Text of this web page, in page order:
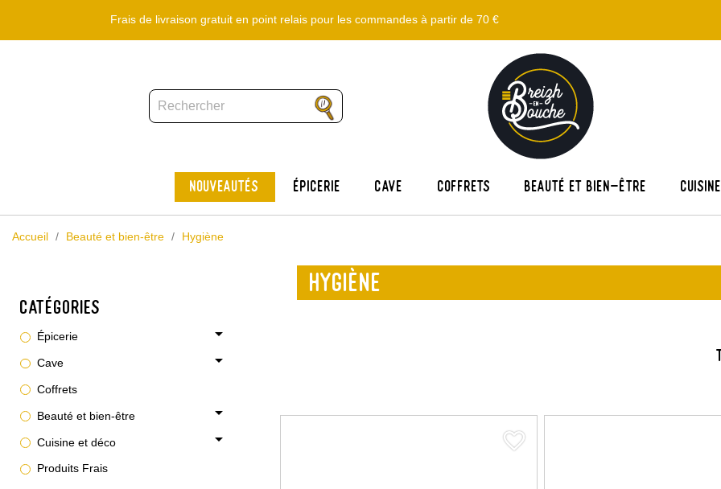
Frais de livraison gratuit en point relais pour les commandes à partir de 70 €
Nouveautés Épicerie Cave Coffrets Beauté et bien-être
Accueil Beauté et bien-être Hygiène
CATÉGORIES
Épicerie arrow_drop_down
Cave arrow_drop_down
Coffrets
Beauté et bien-être arrow_drop_down
Cuisine et déco arrow_drop_down
Produits Frais
HYGIÈNE
favorite_border